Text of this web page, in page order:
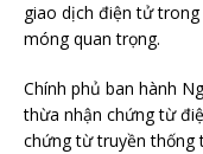
giao dịch điện tử
móng quan trọng.
Chính phủ ban hành
thừa nhận chứng từ
chứng từ truyền